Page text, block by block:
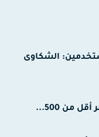
الشكاوى